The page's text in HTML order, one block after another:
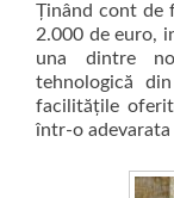
Ţinând cont de
2.000 de euro,
una dintre
tehnologică
facilitățile
într-o